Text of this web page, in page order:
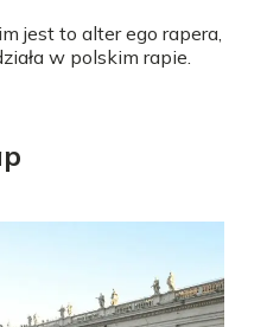
jest to alter ego rapera,
w polskim rapie.